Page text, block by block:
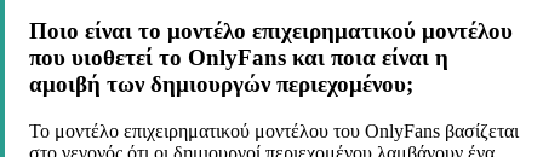
Ποιο είναι το μοντέλο επιχειρηματικού μοντέλου
που υιοθετεί το OnlyFans και ποια είναι η
αμοιβή των δημιουργών περιεχομένου;
Το μοντέλο επιχειρηματικού μοντέλου του OnlyFans βασίζεται
στο γεγονός ότι οι δημιουργοί περιεχομένου λαμβάνουν ένα